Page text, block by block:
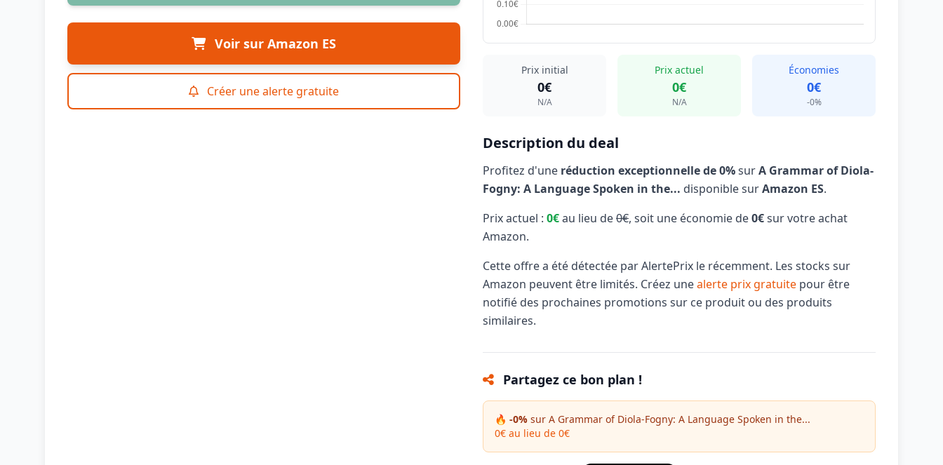
Voir sur Amazon ES
Créer une alerte gratuite
Prix initial
0€
N/A
Prix actuel
0€
N/A
Économies
0€
-0%
Description du deal
Profitez d'une réduction exceptionnelle de 0%surA Grammar of Diola-
Fogny: A Language Spoken in the... disponible surAmazon ES.
Prix actuel : 0€au lieu de0€, soit une économie de0€sur votre achat
Amazon.
Cette offre a été détectée par AlertePrix le récemment. Les stocks sur
Amazon peuvent être limités. Créez unealerte prix gratuite pour être
notifié des prochaines promotions sur ce produit ou des produits
similaires.
Partagez ce bon plan !
🔥 -0% sur A Grammar of Diola-Fogny: A Language Spoken in the...
0€ au lieu de 0€